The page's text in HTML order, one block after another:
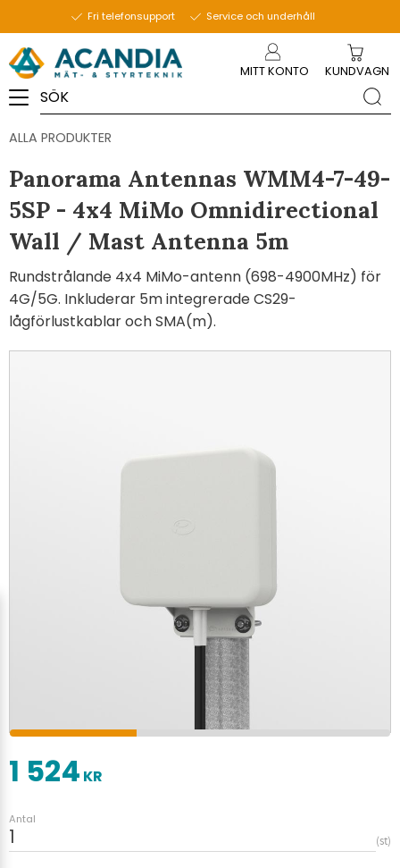
Fri telefonsupport Service och underhåll
MITT KONTO KUNDVAGN
ALLA PRODUKTER
Panorama Antennas WMM4-7-49-
5SP - 4x4 MiMo Omnidirectional
Wall / Mast Antenna 5m
Rundstrålande 4x4 MiMo-antenn (698-4900MHz) för
4G/5G. Inkluderar 5m integrerade CS29-
lågförlustkablar och SMA(m).
1 524 KR
Antal
st